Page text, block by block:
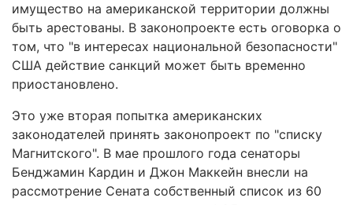
имущество на американской территории должны
быть арестованы. В законопроекте есть оговорка о
том, что "в интересах национальной безопасности"
США действие санкций может быть временно
приостановлено.
Это уже вторая попытка американских
законодателей принять законопроект по "списку
Магнитского". В мае прошлого года сенаторы
Бенджамин Кардин и Джон Маккейн внесли на
рассмотрение Сената собственный список из 60